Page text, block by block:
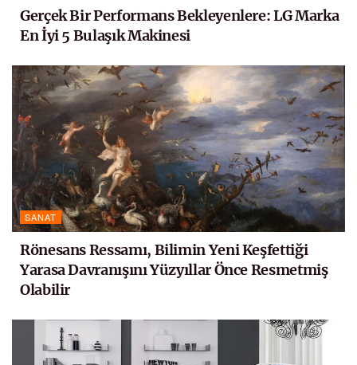
Gerçek Bir Performans Bekleyenlere: LG Marka
En İyi 5 Bulaşık Makinesi
SANAT
Rönesans Ressamı, Bilimin Yeni Keşfettiği
Yarasa Davranışını Yüzyıllar Önce Resmetmiş
Olabilir